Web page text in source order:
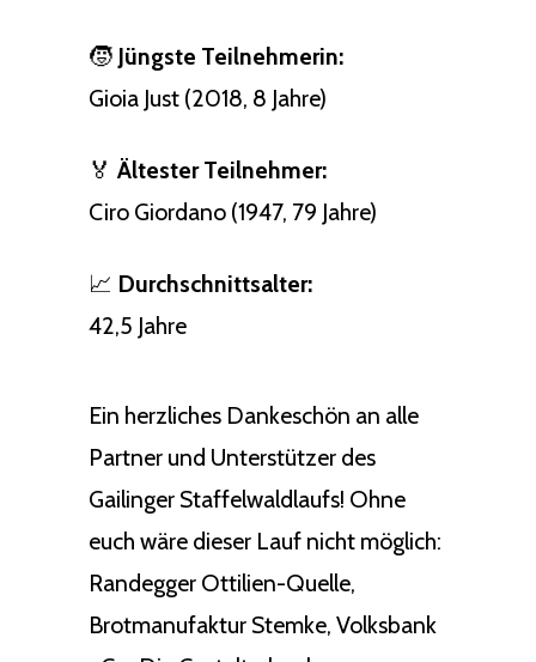
🧒 Jüngste Teilnehmerin:
Gioia Just (2018, 8 Jahre)
🏅 Ältester Teilnehmer:
Ciro Giordano (1947, 79 Jahre)
📈 Durchschnittsalter:
42,5 Jahre
Ein herzliches Dankeschön an alle
Partner und Unterstützer des
Gailinger Staffelwaldlaufs! Ohne
euch wäre dieser Lauf nicht möglich:
Randegger Ottilien-Quelle,
Brotmanufaktur Stemke, Volksbank